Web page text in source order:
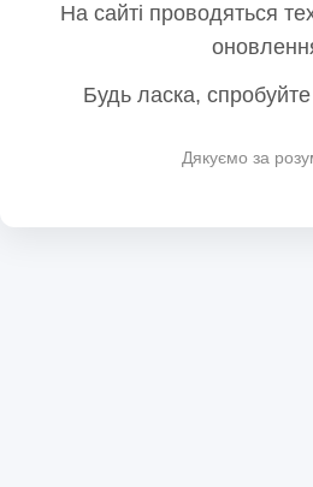
На сайті проводяться
Будь ласка, спробуйте
Дякуємо за